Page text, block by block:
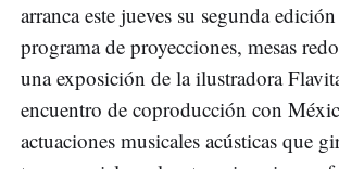
arranca este jueves su segunda
programa de proyecciones, mesas
una exposición de la ilustradora
encuentro de coproducción con
actuaciones musicales acústicas que